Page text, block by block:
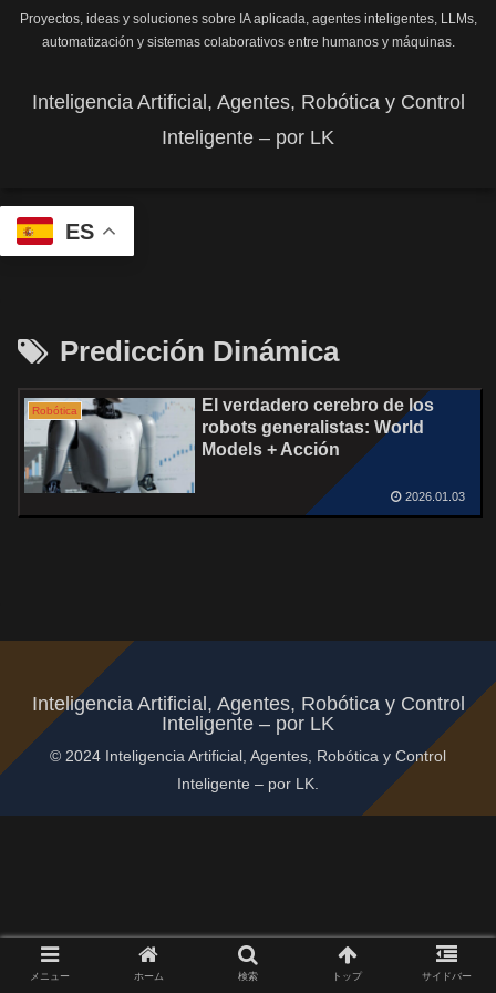
Proyectos, ideas y soluciones sobre IA aplicada, agentes inteligentes, LLMs,
automatización y sistemas colaborativos entre humanos y máquinas.
Inteligencia Artificial, Agentes, Robótica y Control
Inteligente – por LK
ES
Predicción Dinámica
Robótica
El verdadero cerebro de los
robots generalistas: World
Models + Acción
2026.01.03
Inteligencia Artificial, Agentes, Robótica y Control
Inteligente – por LK
© 2024 Inteligencia Artificial, Agentes, Robótica y Control
Inteligente – por LK.
メニュー ホーム 検索 トップ サイドバー